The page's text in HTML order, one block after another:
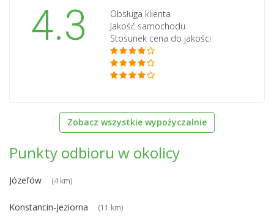
4.3
Obsługa klienta
Jakość samochodu
Stosunek cena do jakości
Zobacz wszystkie wypożyczalnie
Punkty odbioru w okolicy
Józefów (4 km)
Konstancin-Jeziorna (11 km)